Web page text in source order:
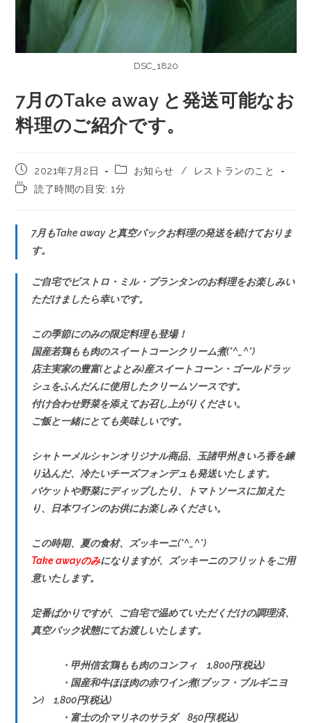
DSC_1820
7月のTake away と発送可能なお
料理のご紹介です。
2021年7月2日 お知らせ /
レストランのこと
読了時間の目安: 1分
7月もTake away と真空パックお料理の発送を続けておりま
す。
ご自宅でビストロ・ミル・プランタンのお料理をお楽しみい
ただけましたら幸いです。
この季節にのみの限定料理も登場！
国産若鶏もも肉のスイートコーンクリーム煮(*^_^*)
店主実家の豊富(とよとみ)産スイートコーン・ゴールドラッ
シュをふんだんに使用したクリームソースです。
付け合わせ野菜を添えてお召し上がりください。
ご飯と一緒にとても美味しいです。
シャトーメルシャンオリジナル商品、玉諸甲州きいろ香を練
り込んだ、冷たいチーズフォンデュも発送いたします。
バケットや野菜にディップしたり、トマトソースに加えた
り、日本ワインのお供にお楽しみください。
この時期、夏の食材、ズッキーニ(*^_^*)
Take awayのみになりますが、ズッキーニのフリットをご用
意いたします。
定番ばかりですが、ご自宅で温めていただくだけの調理済、
真空パック状態にてお渡しいたします。
・甲州信玄鶏もも肉のコンフィ 1,800円(税込)
・国産和牛ほほ肉の赤ワイン煮(ブッフ・ブルギニヨ
ン) 1,800円(税込)
・富士の介マリネのサラダ 850円(税込)